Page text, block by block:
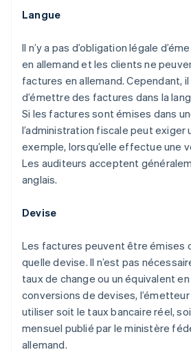
Langue
Il n’y a pas d’obligation légale
en allemand et les clients ne
factures en allemand. Cependant,
d’émettre des factures dans la
Si les factures sont émises dans
l’administration fiscale peut exiger
exemple, lorsqu’elle effectue une
Les auditeurs acceptent
anglais.
Devise
Les factures peuvent être émises
quelle devise. Il n’est pas
taux de change ou un équivalent
conversions de devises,
utiliser soit le taux bancaire réel,
mensuel publié par le ministère
allemand.